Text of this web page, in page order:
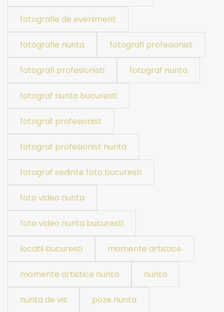
fotografie de eveniment
fotografie nunta fotografi profesionist
fotografi profesionisti fotograf nunta
fotograf nunta bucuresti
fotograf profesionist
fotograf profesionist nunta
fotograf sedinte foto bucuresti
foto video nunta
foto video nunta bucuresti
locatii bucuresti momente artistice
momente artistice nunta nunta
nunta de vis poze nunta